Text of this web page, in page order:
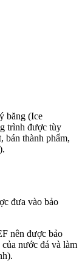
băng (Ice
trình được tùy
bán thành phẩm,
đưa vào bảo
nên được bảo
nước đá và làm